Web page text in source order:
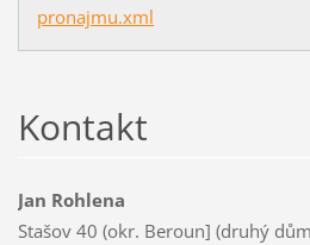
pronajmu.xml
Kontakt
Jan Rohlena
Stašov 40 (okr. Beroun] (druhý